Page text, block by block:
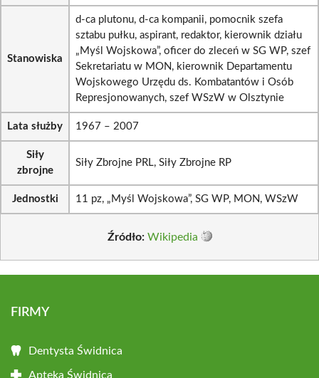
Stanowiska
d-ca plutonu, d-ca kompanii, pomocnik szefa
sztabu pułku, aspirant, redaktor, kierownik działu
„Myśl Wojskowa”, oficer do zleceń w SG WP, szef
Sekretariatu w MON, kierownik Departamentu
Wojskowego Urzędu ds. Kombatantów i Osób
Represjonowanych, szef WSzW w Olsztynie
Lata służby 1967 – 2007
Siły
zbrojne
Siły Zbrojne PRL, Siły Zbrojne RP
Jednostki 11 pz, „Myśl Wojskowa”, SG WP, MON, WSzW
Źródło: Wikipedia
FIRMY
Dentysta Świdnica
Apteka Świdnica